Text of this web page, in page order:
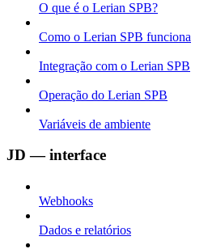
O que é o Lerian SPB?
Como o Lerian SPB funciona
Integração com o Lerian SPB
Operação do Lerian SPB
Variáveis de ambiente
JD — interface
Webhooks
Dados e relatórios